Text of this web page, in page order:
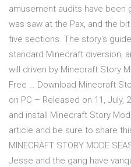
amusement audits have been
was saw at the Pax, and the
five sections. The story's
standard Minecraft diversion,
will driven by Minecraft Story
Free … Download Minecraft
on PC – Released on 11, July,
and install Minecraft Story
article and be sure to share
MINECRAFT STORY MODE
Jesse and the gang have